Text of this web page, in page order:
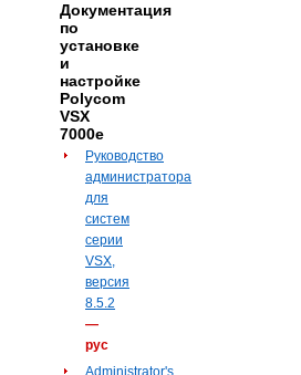
Документация
по
установке
и
настройке
Polycom
VSX
7000e
Руководство
администратора
для
систем
серии
VSX,
версия
8.5.2
—
рус
Administrator's